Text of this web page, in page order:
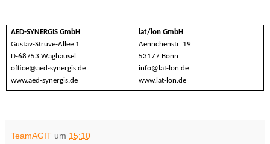
AED-SYNERGIS GmbH
Gustav-Struve-Allee 1
D-68753 Waghäusel
office@aed-synergis.de
www.aed-synergis.de
lat/lon GmbH
Aennchenstr. 19
53177 Bonn
info@lat-lon.de
www.lat-lon.de
TeamAGIT um 15:10